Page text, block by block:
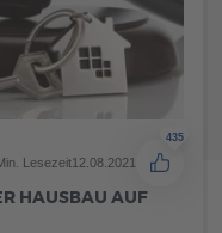
Lesezeit12.08.2021
435
HAUSBAU AUF